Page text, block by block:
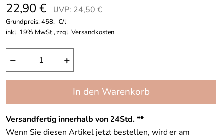
22,90 €
UVP: 24,50 €
Grundpreis:458,- €/l
inkl. 19% MwSt., zzgl.Versandkosten
− +
In den Warenkorb
Versandfertig innerhalb von 24Std. **
Wenn Sie diesen Artikel jetzt bestellen, wird er am